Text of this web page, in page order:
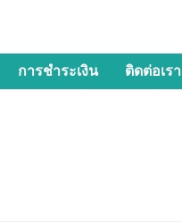
การชำระเงิน ติดต่อเรา